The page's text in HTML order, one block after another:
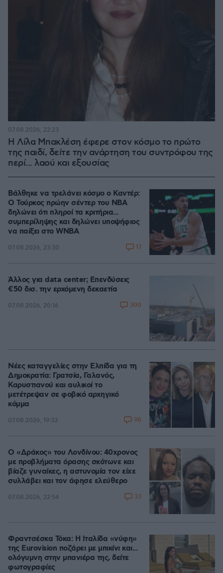
Η Λίλα Μπακλέση έφερε στον κόσμο το πρώτο
της παιδί, δείτε την ανάρτηση του συντρόφου της
περί... λαού και εξουσίας
07.08.2026, 22:23
Βάλθηκε να τρελάνει κόσμο ο Καντέρ:
Ο Τούρκος πρώην σέντερ του NBA
δηλώνει ότι πληροί τα κριτήρια...
συμπερίληψης και δηλώνει υποψήφιος
να παίξει στο WNBA
07.08.2026, 23:30 17
Άλλος για data center; Επενδύσεις
€50 δισ. την ερχόμενη δεκαετία
07.08.2026, 20:16 300
Νέες καταγγελίες στην Ελπίδα για τη
Δημοκρατία: Γρατσία, Γαλανός,
Καρυστιανού και αυλικοί το
μετέτρεψαν σε φοβικό αρχηγικό
κόμμα
07.08.2026, 19:33 98
Ο «Δράκος» του Λονδίνου: 40χρονος
με προβλήματα όρασης σκότωνε και
βίαζε γυναίκες, η αστυνομία τον είχε
συλλάβει και τον άφησε ελεύθερο
07.08.2026, 22:54 33
Φραντσέσκα Τόκα: Η Ιταλίδα «νύφη»
της Eurovision ποζάρει με μπικίνι και...
ολόγυμνη στην μπανιέρα της, δείτε
φωτογραφίες